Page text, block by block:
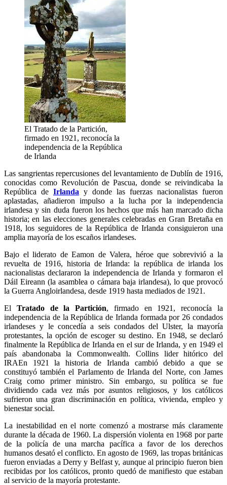
El Tratado de la Partición,
firmado en 1921, reconocía la
independencia de la República
de Irlanda
Las sangrientas repercusiones del levantamiento de Dublín de 1916,
conocidas como Revolución de Pascua, donde se reivindicaba la
República de Irlanda y donde las fuerzas nacionalistas fueron
aplastadas, añadieron impulso a la lucha por la independencia
irlandesa y sin duda fueron los hechos que más han marcado dicha
historia; en las elecciones generales celebradas en Gran Bretaña en
1918, los seguidores de la República de Irlanda consiguieron una
amplia mayoría de los escaños irlandeses.
Bajo el liderato de Eamon de Valera, héroe que sobrevivió a la
revuelta de 1916, historia de Irlanda: la república de irlanda los
nacionalistas declararon la independencia de Irlanda y formaron el
Dáil Eireann (la asamblea o cámara baja irlandesa), lo que provocó
la Guerra Angloirlandesa, desde 1919 hasta mediados de 1921.
El Tratado de la Partición, firmado en 1921, reconocía la
independencia de la República de Irlanda formada por 26 condados
irlandeses y le concedía a seis condados del Ulster, la mayoría
protestantes, la opción de escoger su destino. En 1948, se declaró
finalmente la República de Irlanda en el sur de Irlanda, y en 1949 el
país abandonaba la Commonwealth. Collins lider hitórico del
IRAEn 1921 la historia de Irlanda cambió debido a que se
constituyó también el Parlamento de Irlanda del Norte, con James
Craig como primer ministro. Sin embargo, su política se fue
dividiendo cada vez más por asuntos religiosos, y los católicos
sufrieron una gran discriminación en política, vivienda, empleo y
bienestar social.
La inestabilidad en el norte comenzó a mostrarse más claramente
durante la década de 1960. La dispersión violenta en 1968 por parte
de la policía de una marcha pacífica a favor de los derechos
humanos desató el conflicto. En agosto de 1969, las tropas británicas
fueron enviadas a Derry y Belfast y, aunque al principio fueron bien
recibidas por los católicos, pronto quedó de manifiesto que estaban
al servicio de la mayoría protestante.